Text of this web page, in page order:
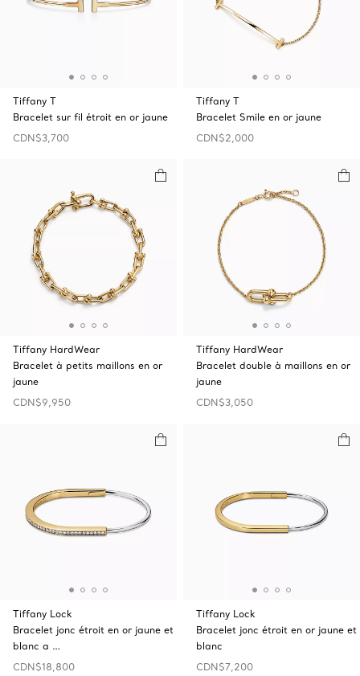
Tiffany T
Bracelet sur fil étroit en or jaune
CDN$3,700
Tiffany T
Bracelet Smile en or jaune
CDN$2,000
Tiffany HardWear
Bracelet à petits maillons en or
jaune
CDN$9,950
Tiffany HardWear
Bracelet double à maillons en or
jaune
CDN$3,050
Tiffany Lock
Bracelet jonc étroit en or jaune et
blanc a …
CDN$18,800
Tiffany Lock
Bracelet jonc étroit en or jaune et
blanc
CDN$7,200